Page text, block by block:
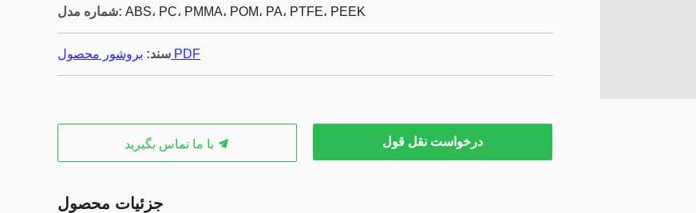
شماره مدل: ABS، PC، PMMA، POM، PA، PTFE، PEEK
سند: بروشور محصول PDF
درخواست نقل قول
جزئیات محصول